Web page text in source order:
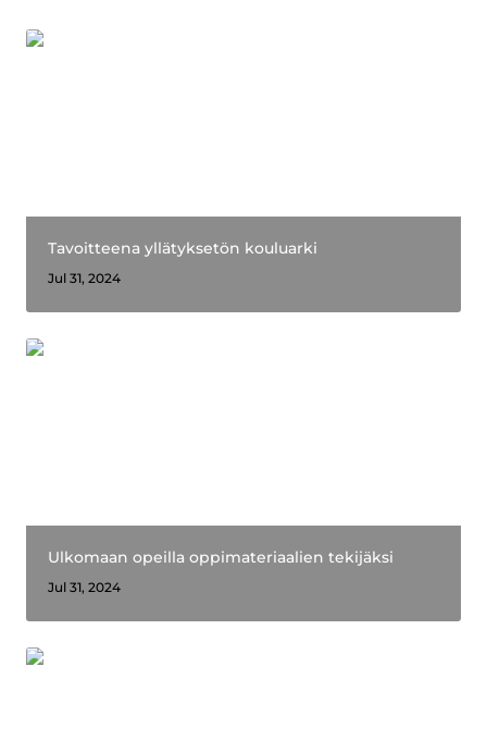
Tavoitteena yllätyksetön kouluarki
Tavoitteena yllätyksetön kouluarki
Jul 31, 2024
Ulkomaan opeilla oppimateriaalien tekijäksi
Ulkomaan opeilla oppimateriaalien tekijäksi
Jul 31, 2024
Helmipurkin Marjaana ja Veera: Laadukkkailla